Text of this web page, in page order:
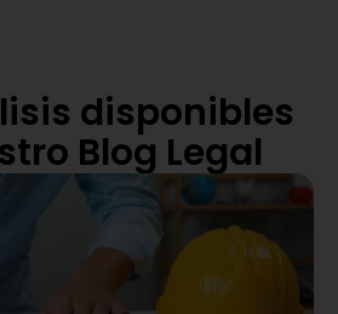
disponibles
Blog Legal